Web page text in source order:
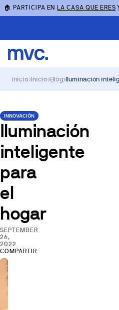
🏠 PARTICIPA ENLA CASA QUE ERES
Inicio›Inicio›Blog›Iluminación
INNOVACIÓN
Iluminación
inteligente
para
el
hogar
SEPTEMBER
26,
2022
COMPARTIR